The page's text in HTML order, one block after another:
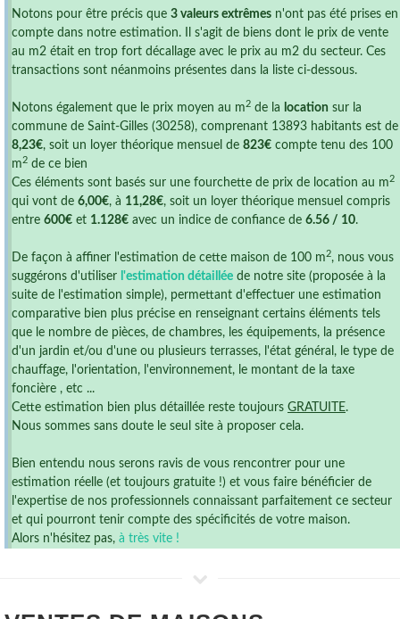
Notons pour être précis que 3 valeurs extrêmes n'ont pas été prises en
compte dans notre estimation. Il s'agit de biens dont le prix de vente
au m2 était en trop fort décallage avec le prix au m2 du secteur. Ces
transactions sont néanmoins présentes dans la liste ci-dessous.
Notons également que le prix moyen au m 2 de la location sur la
commune de Saint-Gilles (30258), comprenant 13893 habitants est de
8,23€, soit un loyer théorique mensuel de 823€ compte tenu des 100
m 2 de ce bien
Ces éléments sont basés sur une fourchette de prix de location au m 2
qui vont de 6,00€, à 11,28€, soit un loyer théorique mensuel compris
entre 600€ et 1.128€ avec un indice de confiance de 6.56 / 10.
De façon à affiner l'estimation de cette maison de 100 m 2, nous vous
suggérons d'utiliser l'estimation détaillée de notre site (proposée à la
suite de l'estimation simple), permettant d'effectuer une estimation
comparative bien plus précise en renseignant certains éléments tels
que le nombre de pièces, de chambres, les équipements, la présence
d'un jardin et/ou d'une ou plusieurs terrasses, l'état général, le type de
chauffage, l'orientation, l'environnement, le montant de la taxe
foncière , etc ...
Cette estimation bien plus détaillée reste toujours GRATUITE.
Nous sommes sans doute le seul site à proposer cela.
Bien entendu nous serons ravis de vous rencontrer pour une
estimation réelle (et toujours gratuite !) et vous faire bénéficier de
l'expertise de nos professionnels connaissant parfaitement ce secteur
et qui pourront tenir compte des spécificités de votre maison.
Alors n'hésitez pas, à très vite !